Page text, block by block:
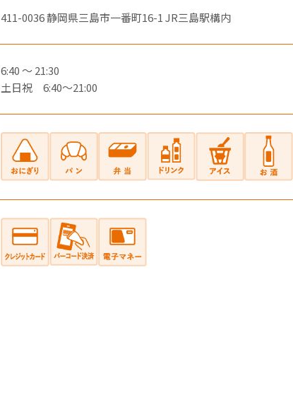
411-0036 静岡県三島市一番町16-1 JR三島駅構内
6:40 ～ 21:30
土日祝 6:40～21:00
だけません。
・店舗でのチャージはできません。
・一度に複数枚のご利用はできません。
・他の電子マネーとの併用はできま
バーコード決済